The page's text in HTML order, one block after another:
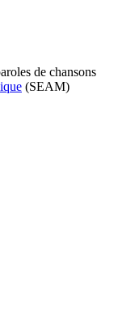
de chansons
(SEAM)